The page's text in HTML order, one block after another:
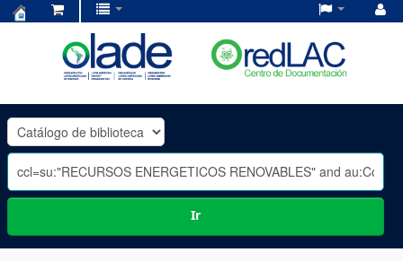
OLADE
-
Ir